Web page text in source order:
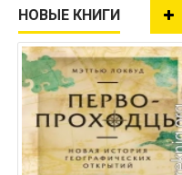
НОВЫЕ КНИГИ